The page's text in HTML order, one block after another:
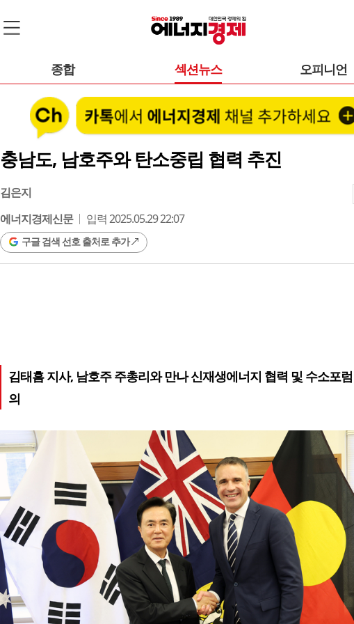
종합 섹션뉴스 오피니언
충남도, 남호주와 탄소중립 협력 추진
김은지
에너지경제신문
입력 2025.05.29 22:07
구글 검색 선호 출처로 추가
김태흠 지사, 남호주 주총리와 만나 신재생에너지 협력 및 수소포
의